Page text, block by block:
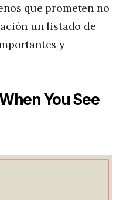
que prometen no
un listado de
y
You See